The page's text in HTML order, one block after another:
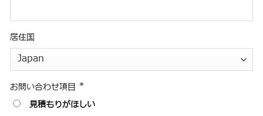
居住国
お問い合わせ項目 *
見積もりがほしい